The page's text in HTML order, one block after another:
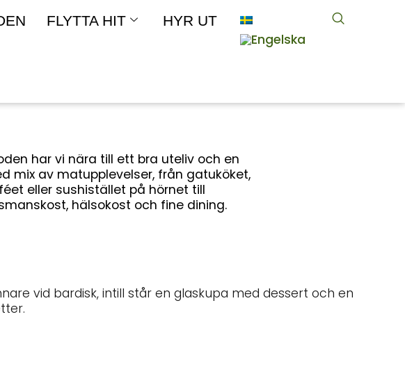
FLYTTA HIT HYR UT
har vi nära till ett bra uteliv och en
mix av matupplevelser, från gatuköket,
eller sushistället på hörnet till
hälsokost och fine dining.